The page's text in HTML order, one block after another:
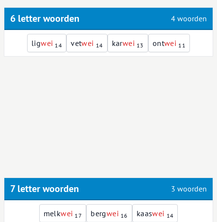
6 letter woorden 4 woorden
ligwei 14 vetwei 14 karwei 13 ontwei 11
7 letter woorden 3 woorden
melkwei 17 bergwei 16 kaaswei 14